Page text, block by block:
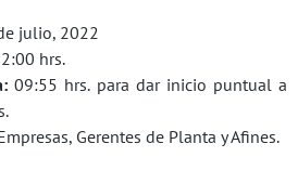
julio, 2022
hrs.
09:55 hrs. para dar inicio puntual a
Gerentes de Planta y Afines.